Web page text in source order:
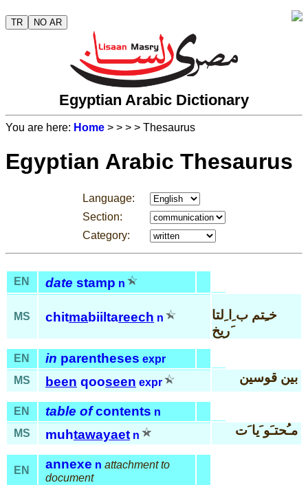
TR NO AR
Egyptian Arabic Dictionary
You are here: Home > > > > Thesaurus
Egyptian Arabic Thesaurus
Language:
Section:
Category:
EN date stamp n
MS chitmabiiltareech n
خـِتم ب ِا ِلتا
َريخ
EN in parentheses expr
MS
been qooseen expr بين قوسين
EN table ofcontents n
MS
muhtawayaet n مـُحتـَو َيا َت
EN annexe n attachment to
document